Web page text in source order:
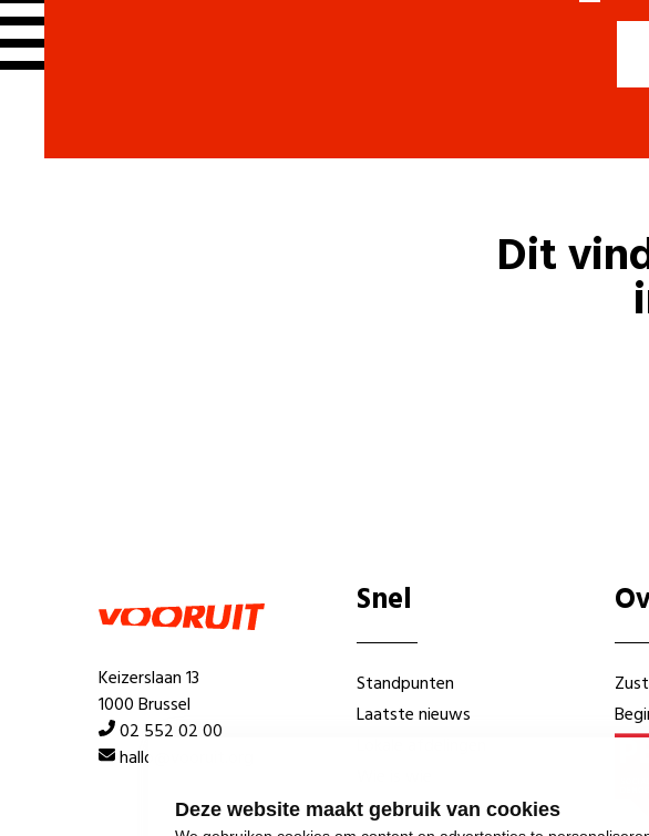
Deze website maakt gebruik van cookies
Dit
Keizerslaan 13
1000 Brussel
02 552 02 00
hallo@vooruit.org
Snel
Standpunten
Laatste nieuws